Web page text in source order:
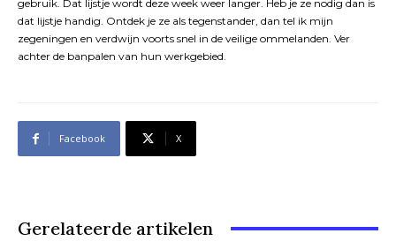
gebruik. Dat lijstje wordt deze week weer langer. Heb je ze nodig dan is
dat lijstje handig. Ontdek je ze als tegenstander, dan tel ik mijn
zegeningen en verdwijn voorts snel in de veilige ommelanden. Ver
achter de banpalen van hun werkgebied.
Facebook X
Gerelateerde artikelen